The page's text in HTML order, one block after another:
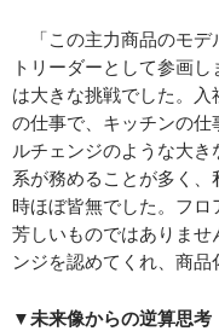
「この主力商品のモデ
トリーダーとして参画
は大きな挑戦でした。
の仕事で、キッチンの
ルチェンジのような大
系が務めることが多く
時ほぼ皆無でした。フ
芳しいものではありませ
ンジを認めてくれ、商品
▼未来像からの逆算思考